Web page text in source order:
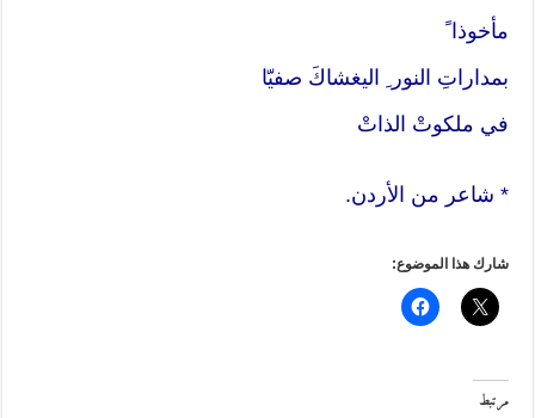
مأخوذا ً
بمداراتِ النور ِ اليغشاكَ صفيّا
في ملكوتْ الذاتْ
* شاعر من الأردن.
شارك هذا الموضوع:
مرتبط